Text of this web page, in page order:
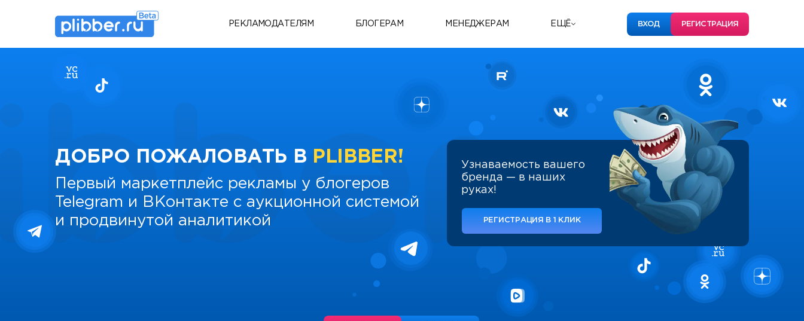
РЕКЛАМОДАТЕЛЯМ БЛОГЕРАМ МЕНЕДЖЕРАМ ЕЩЁ ВХОД РЕГИСТРАЦИЯ
ДОБРО ПОЖАЛОВАТЬ В PLIBBER!
Первый маркетплейс рекламы у блогеров
Telegram и ВКонтакте с аукционной системой
и продвинутой аналитикой
Узнаваемость вашего
бренда — в наших
руках!
РЕГИСТРАЦИЯ В 1 КЛИК